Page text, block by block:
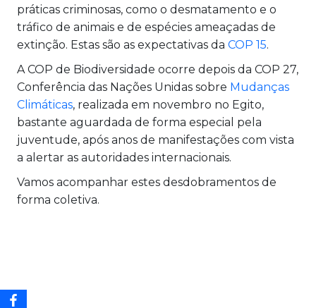
práticas criminosas, como o desmatamento e o
tráfico de animais e de espécies ameaçadas de
extinção. Estas são as expectativas da COP 15.
A COP de Biodiversidade ocorre depois da COP 27,
Conferência das Nações Unidas sobre Mudanças
Climáticas, realizada em novembro no Egito,
bastante aguardada de forma especial pela
juventude, após anos de manifestações com vista
a alertar as autoridades internacionais.
Vamos acompanhar estes desdobramentos de
forma coletiva.